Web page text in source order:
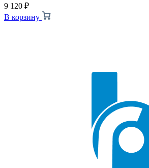
9 120 ₽
В корзину